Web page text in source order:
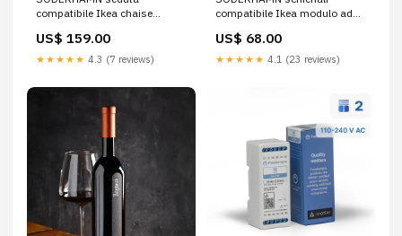
compatibile Ikea chaise
US$ 159.00
★★★★★ 4.3 (7 reviews)
compatibile Ikea modulo ad
US$ 68.00
★★★★★ 4.1 (23 reviews)